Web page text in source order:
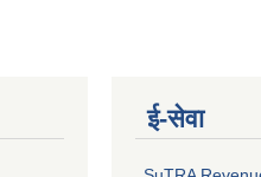
ई‍-सेवा